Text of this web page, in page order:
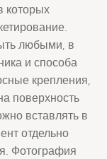
которых
любыми, в
и способа
крепления,
поверхность
вставлять в
отдельно
Фотография